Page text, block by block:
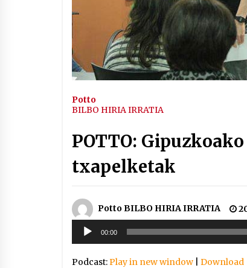
Arrosaren IX.
Mila esker guztioi!
2021/11/11
Segura irratian
urteez
Hala Bedi irratiko
Potto
BILBO HIRIA IRRATIA
POTTO:
txapelketak
Potto BILBO HIRIA IRRATIA
Soinu
erreproduzigailua
00:00
Podcast:Play in new window Download